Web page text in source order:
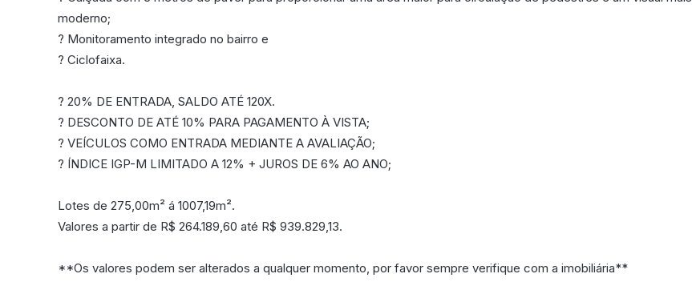
moderno;
? Monitoramento integrado no bairro e
? Ciclofaixa.
? 20% DE ENTRADA, SALDO ATÉ 120X.
? DESCONTO DE ATÉ 10% PARA PAGAMENTO À VISTA;
? VEÍCULOS COMO ENTRADA MEDIANTE A AVALIAÇÃO;
? ÍNDICE IGP-M LIMITADO A 12% + JUROS DE 6% AO ANO;
Lotes de 275,00m² á 1007,19m².
Valores a partir de R$ 264.189,60 até R$ 939.829,13.
**Os valores podem ser alterados a qualquer momento, por favor sempre verifique com a imobiliária**